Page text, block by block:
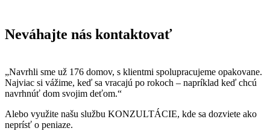
Neváhajte nás kontaktovať
„Navrhli sme už 176 domov, s klientmi spolupracujeme opakovane.
Najviac si vážime, keď sa vracajú po rokoch – napríklad keď chcú
navrhnúť dom svojim deťom.“
Alebo využite našu službu KONZULTÁCIE, kde sa dozviete ako
neprísť o peniaze.